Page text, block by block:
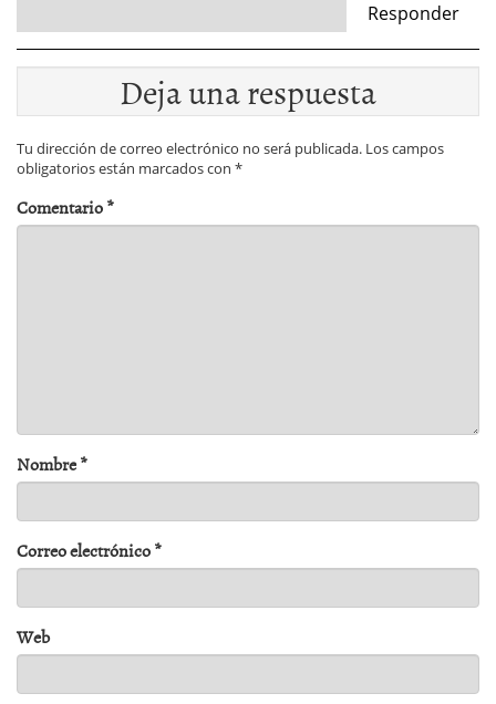
Responder
Deja una respuesta
Tu dirección de correo electrónico no será publicada. Los campos
obligatorios están marcados con *
Comentario*
Nombre*
Correo electrónico*
Web